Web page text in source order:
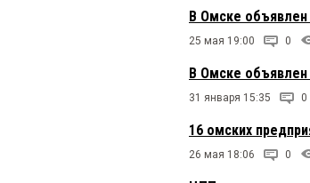
В Омске
25 мая 19:00 0
В Омске
31 января 15:35 0
16 омских
26 мая 18:06 0